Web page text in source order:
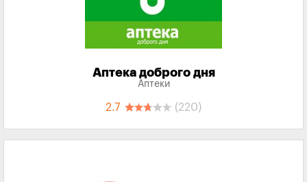
Аптека доброго дня
Аптеки
2.7 (220)